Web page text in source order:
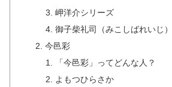
岬洋介シリーズ
御子柴礼司（みこしばれいじ
今邑彩
「今邑彩」ってどんな人？
よもつひらさか